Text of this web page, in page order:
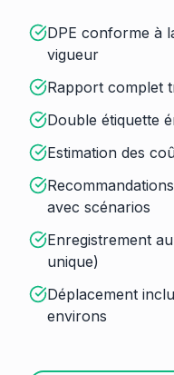
DPE conforme à
vigueur
Rapport complet
Double étiquette
Estimation des
avec scénarios
Enregistrement
unique)
Déplacement
environs